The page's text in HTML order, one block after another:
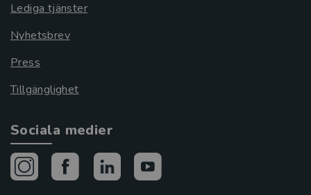
Lediga tjänster
Nyhetsbrev
Press
Tillgänglighet
Sociala medier